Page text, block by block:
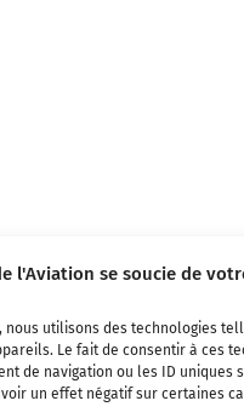
l'Aviation se soucie de
utilisons des technologies
Le fait de consentir à ces
de navigation ou les ID uniques
un effet négatif sur certaines